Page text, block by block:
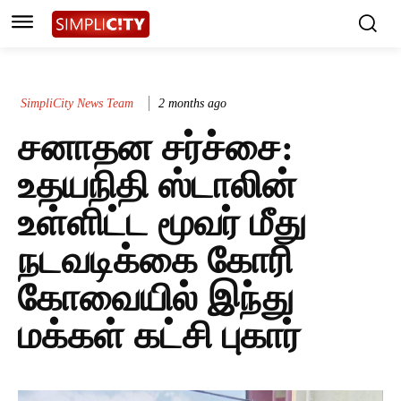
SimpliCity News Team 2 months ago
சனாதன சர்ச்சை:
உதயநிதி ஸ்டாலின்
உள்ளிட்ட மூவர் மீது
நடவடிக்கை கோரி
கோவையில் இந்து
மக்கள் கட்சி புகார்